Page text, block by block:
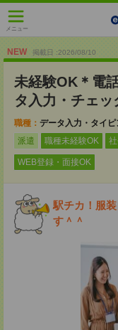
メニュー
NEW 掲載日 :2026/08/10
未経験OK＊電
タ入力・チェ
職種： データ入力・タイピ
派遣
職種未経験OK
WEB登録・面接OK
駅チカ！服
す＾＾